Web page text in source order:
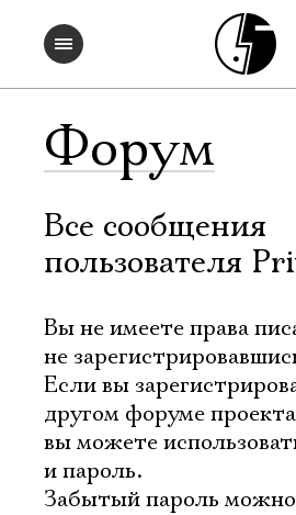
Форум
Все сообщения
пользователя
Вы не имеете права
не
Если вы
другом форуме
вы можете
и пароль.
Забытый пароль можно